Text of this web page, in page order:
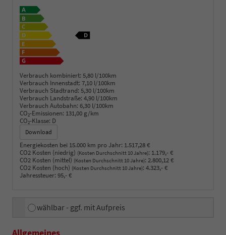
Verbrauch kombiniert: 5,80 l/100km
Verbrauch Innenstadt: 7,10 l/100km
Verbrauch Stadtrand: 5,30 l/100km
Verbrauch Landstraße: 4,90 l/100km
Verbrauch Autobahn: 6,30 l/100km
CO2-Emissionen: 131,00 g/km
CO2-Klasse: D
Download
Energiekosten bei 15.000 km pro Jahr: 1.517,28 €
CO2 Kosten (niedrig) (Kosten Durchschnitt 10 Jahre): 1.179,- €
CO2 Kosten (mittel) (Kosten Durchschnitt 10 Jahre): 2.800,12 €
CO2 Kosten (hoch) (Kosten Durchschnitt 10 Jahre): 4.323,- €
Jahressteuer: 95,- €
wählbar - ggf. mit Aufpreis